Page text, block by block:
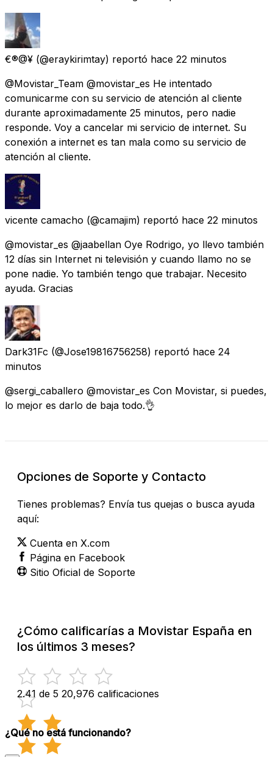
€®@¥ (@eraykirimtay) reportó hace 22 minutos
@Movistar_Team @movistar_es He intentado
comunicarme con su servicio de atención al cliente
durante aproximadamente 25 minutos, pero nadie
responde. Voy a cancelar mi servicio de internet. Su
conexión a internet es tan mala como su servicio de
atención al cliente.
vicente camacho (@camajim) reportó hace 22 minutos
@movistar_es @jaabellan Oye Rodrigo, yo llevo también
12 días sin Internet ni televisión y cuando llamo no se
pone nadie. Yo también tengo que trabajar. Necesito
ayuda. Gracias
Dark31Fc (@Jose19816756258) reportó hace 24
minutos
@sergi_caballero @movistar_es Con Movistar, si puedes,
lo mejor es darlo de baja todo.👌
Opciones de Soporte y Contacto
Tienes problemas? Envía tus quejas o busca ayuda
aquí:
Cuenta en X.com
Página en Facebook
Sitio Oficial de Soporte
¿Cómo calificarías a Movistar España en
los últimos 3 meses?
2.41 de 5 20,976 calificaciones
¿Qué no está funcionando?